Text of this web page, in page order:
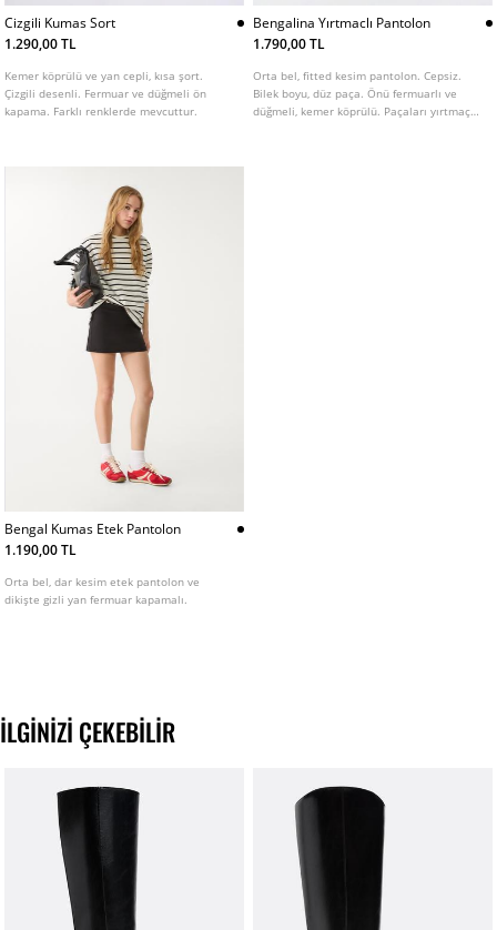
Cizgili Kumas Sort
1.290,00 TL
Kemer köprülü ve yan cepli, kısa şort.
Çizgili desenli. Fermuar ve düğmeli ön
kapama. Farklı renklerde mevcuttur.
Bengalina Yırtmaclı Pantolon
1.790,00 TL
Orta bel, fitted kesim pantolon. Cepsiz.
Bilek boyu, düz paça. Önü fermuarlı ve
düğmeli, kemer köprülü. Paçaları yırtmaç
Bengal Kumas Etek Pantolon
1.190,00 TL
Orta bel, dar kesim etek pantolon ve
dikişte gizli yan fermuar kapamalı.
İLGINIZI ÇEKEBILIR